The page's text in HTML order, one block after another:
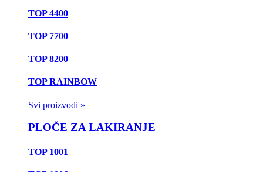
TOP 4400
TOP 7700
TOP 8200
TOP RAINBOW
Svi proizvodi »
PLOČE ZA LAKIRANJE
TOP 1001